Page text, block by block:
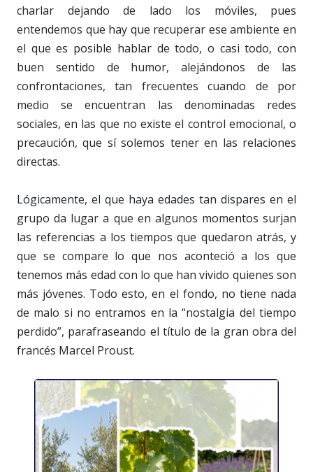
charlar dejando de lado los móviles, pues
entendemos que hay que recuperar ese ambiente en
el que es posible hablar de todo, o casi todo, con
buen sentido de humor, alejándonos de las
confrontaciones, tan frecuentes cuando de por
medio se encuentran las denominadas redes
sociales, en las que no existe el control emocional, o
precaución, que sí solemos tener en las relaciones
directas.
Lógicamente, el que haya edades tan dispares en el
grupo da lugar a que en algunos momentos surjan
las referencias a los tiempos que quedaron atrás, y
que se compare lo que nos aconteció a los que
tenemos más edad con lo que han vivido quienes son
más jóvenes. Todo esto, en el fondo, no tiene nada
de malo si no entramos en la “nostalgia del tiempo
perdido”, parafraseando el título de la gran obra del
francés Marcel Proust.